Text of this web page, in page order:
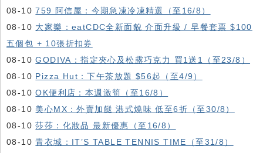
08-10759 阿信屋：今期急凍冷凍精選（至16/8）
08-10 大家樂：eatCDC全新面貌 介面升級 / 早餐套票 $100
五個包 + 10張折扣券
08-10GODIVA：指定夾心及松露巧克力 買1送1（至23/8）
08-10 Pizza Hut：下午茶放題 $56起（至4/9）
08-10OK便利店：本週激筍（至16/8）
08-10 美心MX：外賣加餸 港式燒味 低至6折（至30/8）
08-10莎莎：化妝品 最新優惠（至16/8）
08-10青衣城：IT’S TABLE TENNIS TIME（至31/8）